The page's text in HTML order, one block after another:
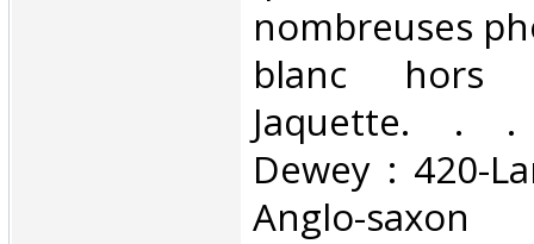
nombreuses
blanc hors
Jaquette. . .
Dewey : 420-
Anglo-saxon‎